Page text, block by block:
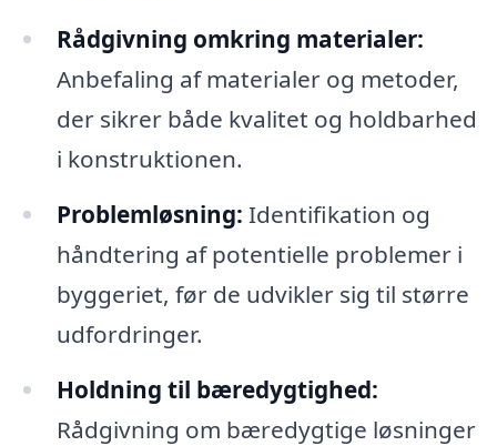
Rådgivning omkring materialer:
Anbefaling af materialer og metoder,
der sikrer både kvalitet og holdbarhed
i konstruktionen.
Problemløsning: Identifikation og
håndtering af potentielle problemer i
byggeriet, før de udvikler sig til større
udfordringer.
Holdning til bæredygtighed:
Rådgivning om bæredygtige løsninger